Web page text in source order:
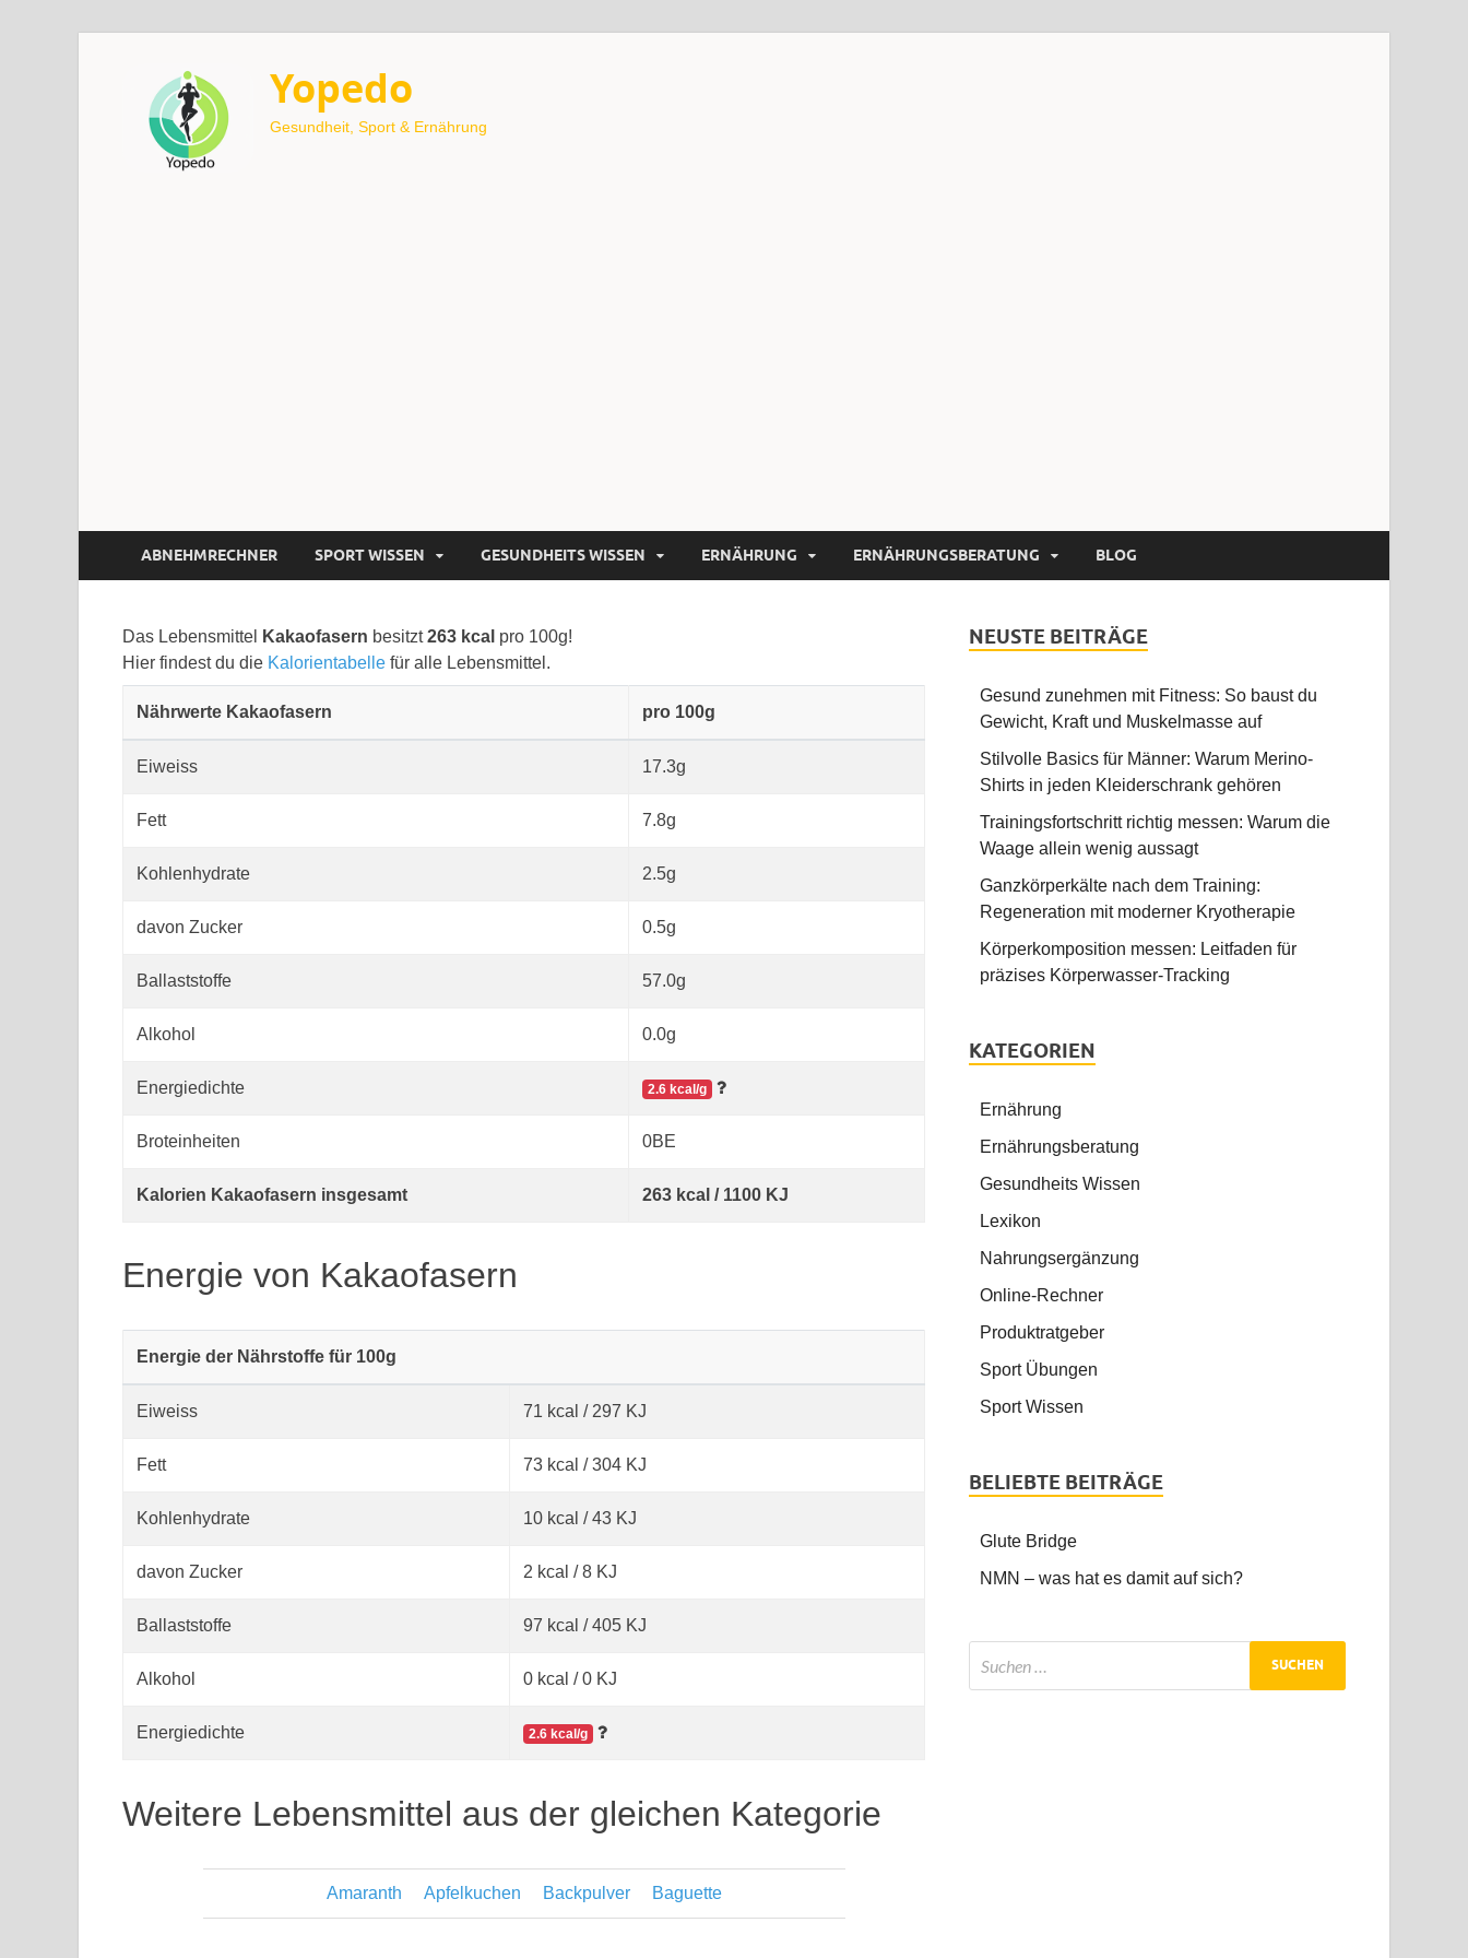
Yopedo
Gesundheit, Sport & Ernährung
ABNEHMRECHNER SPORT WISSEN GESUNDHEITS WISSEN ERNÄHRUNG ERNÄHRUNGSBERATUNG BLOG
Das Lebensmittel Kakaofasern besitzt263 kcal pro 100g!
Hier findest du die Kalorientabelle für alle Lebensmittel.
Nährwerte Kakaofasern pro 100g
Eiweiss 17.3g
Fett 7.8g
Kohlenhydrate 2.5g
davon Zucker 0.5g
Ballaststoffe 57.0g
Alkohol 0.0g
Energiedichte 2.6 kcal/g
Broteinheiten 0BE
Kalorien Kakaofasern insgesamt 263 kcal / 1100 KJ
Energie von Kakaofasern
Energie der Nährstoffe für 100g
Eiweiss 71 kcal / 297 KJ
Fett 73 kcal / 304 KJ
Kohlenhydrate 10 kcal / 43 KJ
davon Zucker 2 kcal / 8 KJ
Ballaststoffe 97 kcal / 405 KJ
Alkohol 0 kcal / 0 KJ
Energiedichte 2.6 kcal/g
Weitere Lebensmittel aus der gleichen Kategorie
Amaranth Apfelkuchen Backpulver Baguette
NEUSTE BEITRÄGE
Gesund zunehmen mit Fitness: So baust du
Gewicht, Kraft und Muskelmasse auf
Stilvolle Basics für Männer: Warum Merino-
Shirts in jeden Kleiderschrank gehören
Trainingsfortschritt richtig messen: Warum die
Waage allein wenig aussagt
Ganzkörperkälte nach dem Training:
Regeneration mit moderner Kryotherapie
Körperkomposition messen: Leitfaden für
präzises Körperwasser-Tracking
KATEGORIEN
Ernährung
Ernährungsberatung
Gesundheits Wissen
Lexikon
Nahrungsergänzung
Online-Rechner
Produktratgeber
Sport Übungen
Sport Wissen
BELIEBTE BEITRÄGE
Glute Bridge
NMN – was hat es damit auf sich?